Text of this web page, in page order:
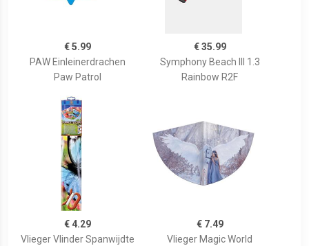
€ 5.99
PAW Einleinerdrachen
Paw Patrol
€ 35.99
Symphony Beach III 1.3
Rainbow R2F
€ 4.29
Vlieger Vlinder Spanwijdte
€ 7.49
Vlieger Magic World